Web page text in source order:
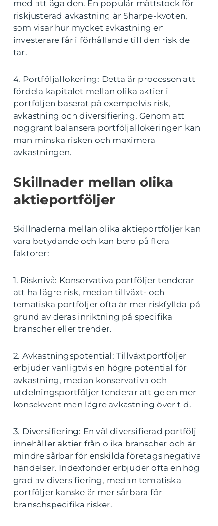
med att äga den. En populär måttstock för
riskjusterad avkastning är Sharpe-kvoten,
som visar hur mycket avkastning en
investerare får i förhållande till den risk de
tar.
4. Portföljallokering: Detta är processen att
fördela kapitalet mellan olika aktier i
portföljen baserat på exempelvis risk,
avkastning och diversifiering. Genom att
noggrant balansera portföljallokeringen kan
man minska risken och maximera
avkastningen.
Skillnader mellan olika
aktieportföljer
Skillnaderna mellan olika aktieportföljer kan
vara betydande och kan bero på flera
faktorer:
1. Risknivå: Konservativa portföljer tenderar
att ha lägre risk, medan tillväxt- och
tematiska portföljer ofta är mer riskfyllda på
grund av deras inriktning på specifika
branscher eller trender.
2. Avkastningspotential: Tillväxtportföljer
erbjuder vanligtvis en högre potential för
avkastning, medan konservativa och
utdelningsportföljer tenderar att ge en mer
konsekvent men lägre avkastning över tid.
3. Diversifiering: En väl diversifierad portfölj
innehåller aktier från olika branscher och är
mindre sårbar för enskilda företags negativa
händelser. Indexfonder erbjuder ofta en hög
grad av diversifiering, medan tematiska
portföljer kanske är mer sårbara för
branschspecifika risker.